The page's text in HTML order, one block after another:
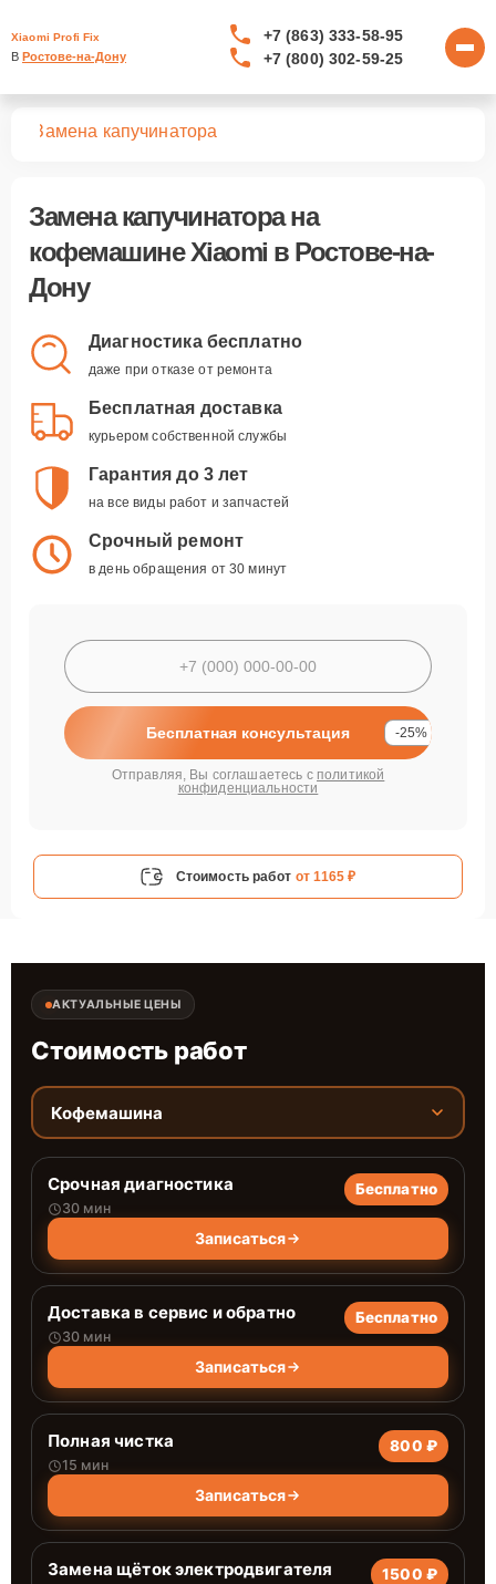
Xiaomi Profi Fix
В Ростове-на-Дону
+7 (863) 333-58-95
+7 (800) 302-59-25
Замена капучинатора
Замена капучинаторана
кофемашине Xiaomi в Ростове-на-
Дону
Диагностика бесплатно
даже при отказе от ремонта
Бесплатная доставка
курьером собственной службы
Гарантия до 3 лет
на все виды работ и запчастей
Срочный ремонт
в день обращения от 30 минут
Бесплатная консультация -25%
Отправляя, Вы соглашаетесь с политикой
конфиденциальности
Стоимость работ от 1165 ₽
АКТУАЛЬНЫЕ ЦЕНЫ
Стоимость работ
Кофемашина
Срочная диагностика
30 мин
Бесплатно
Записаться
Доставка в сервис и обратно
30 мин
Бесплатно
Записаться
Полная чистка
15 мин
800 ₽
Записаться
Замена щёток электродвигателя 1500 ₽